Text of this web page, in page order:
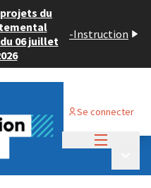
du
06 juillet
-Instruction
Se connecter